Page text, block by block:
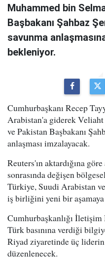
Muhammed bin
Başbakanı Şahbaz
savunma
bekleniyor.
Cumhurbaşkanı Recep
Arabistan'a giderek
ve Pakistan Başbakanı
anlaşması imzalayacak.
Reuters'ın aktardığına
sonrasında değişen
Türkiye, Suudi Arabistan
iş birliğini yeni bir aşamaya
Cumhurbaşkanlığı
Türk basınına verdiği
Riyad ziyaretinde üç
düzenlenecek.